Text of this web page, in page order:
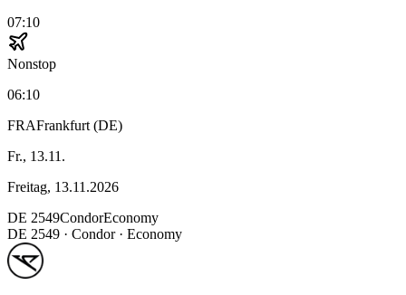
07:10
Nonstop
06:10
FRAFrankfurt (DE)
Fr., 13.11.
Freitag, 13.11.2026
DE 2549CondorEconomy
DE 2549 · Condor· Economy